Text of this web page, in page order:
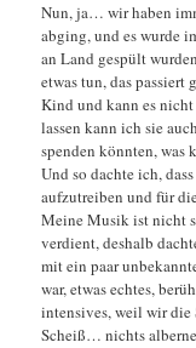
Nun, ja… wir haben
abging, und es wurde
an Land gespült
etwas tun, das passiert
Kind und kann es
lassen kann ich sie
spenden könnten, was
Und so dachte ich,
aufzutreiben und für
Meine Musik ist nicht
verdient, deshalb
mit ein paar
war, etwas echtes,
intensives, weil wir
Scheiß… nichts